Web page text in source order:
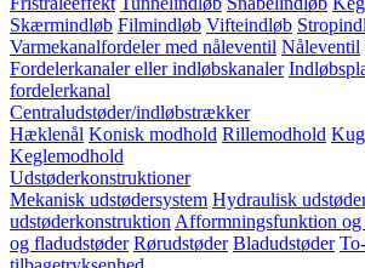
Skærmindløb Filmindløb Vifteindløb
Varmekanalfordeler med nåleventil Nåleventil
Fordelerkanaler eller indløbskanaler
fordelerkanal
Centraludstøder/indløbstrækker
Hæklenål Konisk modhold Rillemodhold
Keglemodhold
Udstøderkonstruktioner
Mekanisk udstødersystem Hydraulisk
udstøderkonstruktion Afformningsfunktion
og fladudstøder Rørudstøder Bladudstøder